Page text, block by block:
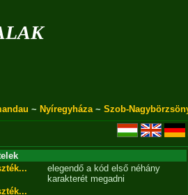
~ Nyíregyháza~ Szob-
elegendő a kód első néhány
karakterét megadni